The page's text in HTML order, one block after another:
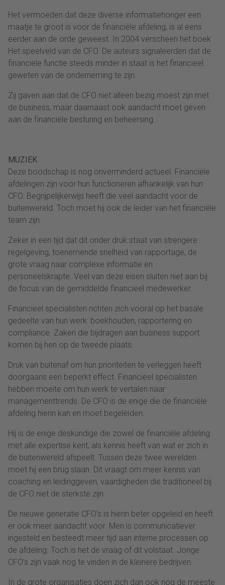
Het vermoeden dat deze diverse informatiehonger een
maatje te groot is voor de financiële afdeling, is al eens
eerder aan de orde geweest. In 2004 verscheen het boek
Het speelveld van de CFO. De auteurs signaleerden dat de
financiële functie steeds minder in staat is het financieel
geweten van de onderneming te zijn.
Zij gaven aan dat de CFO niet alleen bezig moest zijn met
de business, maar daarnaast ook aandacht moet geven
aan de financiële besturing en beheersing.
MUZIEK
Deze boodschap is nog onverminderd actueel. Financiële
afdelingen zijn voor hun functioneren afhankelijk van hun
CFO. Begrijpelijkerwijs heeft die veel aandacht voor de
buitenwereld. Toch moet hij ook de leider van het financiële
team zijn.
Zeker in een tijd dat dit onder druk staat van strengere
regelgeving, toenemende snelheid van rapportage, de
grote vraag naar complexe informatie en
personeelskrapte. Veel van deze eisen sluiten niet aan bij
de focus van de gemiddelde financieel medewerker.
Financieel specialisten richten zich vooral op het basale
gedeelte van hun werk: boekhouden, rapportering en
compliance. Zaken die bijdragen aan business support
komen bij hen op de tweede plaats.
Druk van buitenaf om hun prioriteiten te verleggen heeft
doorgaans een beperkt effect. Financieel specialisten
hebben moeite om hun werk te vertalen naar
managementtrends. De CFO is de enige die de financiële
afdeling hierin kan en moet begeleiden.
Hij is de enige deskundige die zowel de financiële afdeling
met alle expertise kent, als kennis heeft van wat er zich in
de buitenwereld afspeelt. Tussen deze twee werelden
moet hij een brug slaan. Dit vraagt om meer kennis van
coaching en leidinggeven, vaardigheden die traditioneel bij
de CFO niet de sterkste zijn.
De nieuwe generatie CFO’s is hierin beter opgeleid en heeft
er ook meer aandacht voor. Men is communicatiever
ingesteld en besteedt meer tijd aan interne processen op
de afdeling. Toch is het de vraag of dit volstaat. Jonge
CFO’s zijn vaak nog te vinden in de kleinere bedrijven.
In de grote organisaties doen zich dan ook nog de meeste